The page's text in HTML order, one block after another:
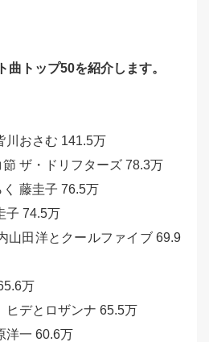
曲トップ50を紹介します。
川おさむ 141.5万
ザ・ドリフターズ 78.3万
藤圭子 76.5万
子 74.5万
山田洋とクールファイブ 69.9
万
ヒデとロザンナ 65.5万
洋一 60.6万